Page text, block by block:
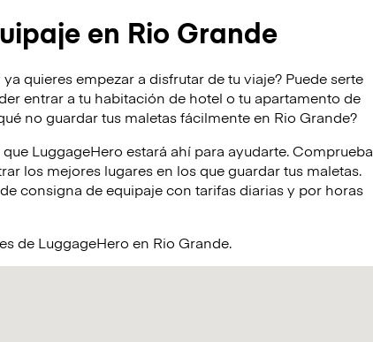
en Rio Grande
quieres empezar a disfrutar de tu viaje? Puede serte
entrar a tu habitación de hotel o tu apartamento de
no guardar tus maletas fácilmente en Rio Grande?
LuggageHero estará ahí para ayudarte. Comprueba
los mejores lugares en los que guardar tus maletas.
consigna de equipaje con tarifas diarias y por horas
de LuggageHero en Rio Grande.